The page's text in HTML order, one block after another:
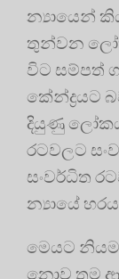
න්‍යායෙන්
තුන්වන
විට සම්පත්
කේන්ද්‍රයට
දියුණු
රටවලට
සංවර්ධිත
න්‍යායේ
මෙයට
නොව තම